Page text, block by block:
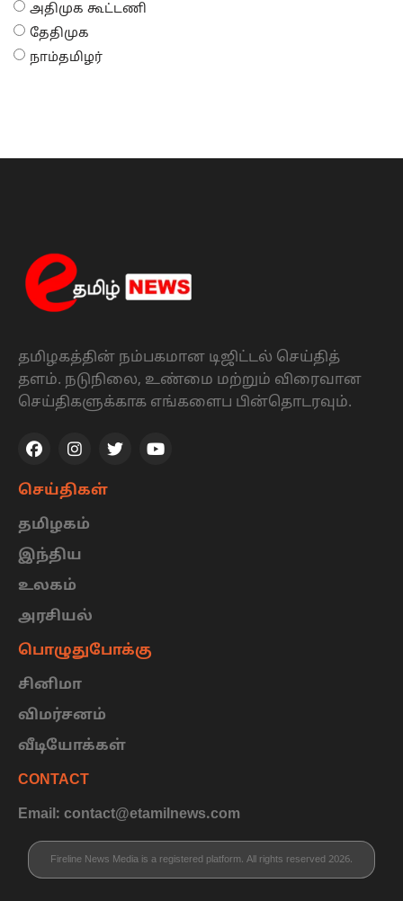
அதிமுக கூட்டணி
தேதிமுக
நாம்தமிழர்
தமிழகத்தின் நம்பகமான டிஜிட்டல் செய்தித்
தளம். நடுநிலை, உண்மை மற்றும் விரைவான
செய்திகளுக்காக எங்களைப பின்தொடரவும்.
செய்திகள்
தமிழகம்
இந்திய
உலகம்
அரசியல்
பொழுதுபோக்கு
சினிமா
விமர்சனம்
வீடியோக்கள்
CONTACT
Email: contact@etamilnews.com
Fireline News Media is a registered platform. All rights reserved 2026.